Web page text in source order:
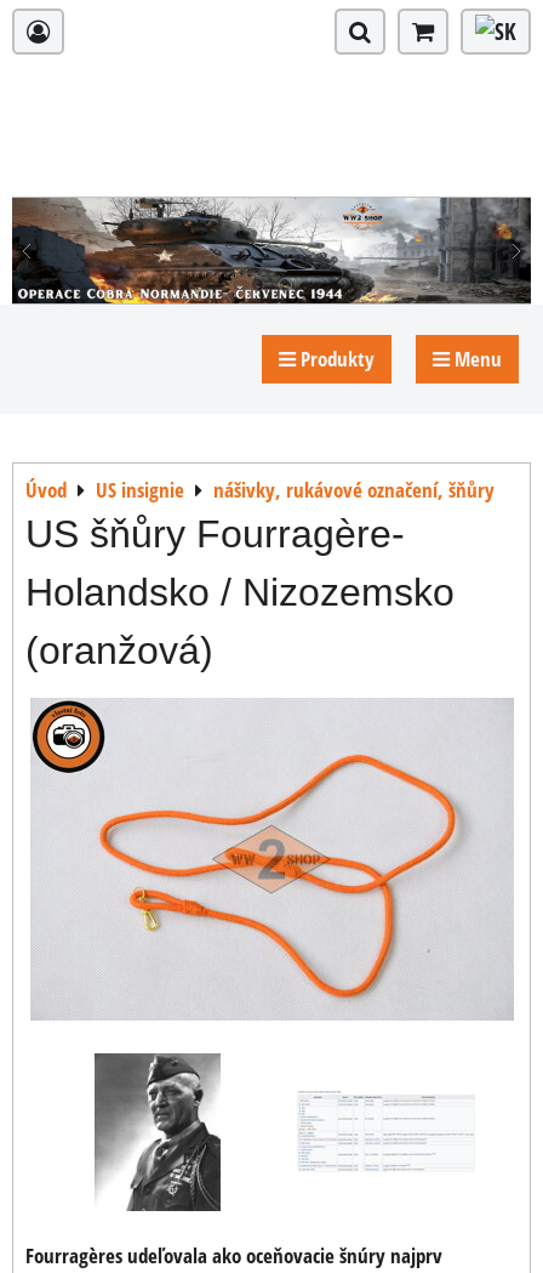
Produkty Menu
Úvod US insignie nášivky, rukávové označení, šňůry
US šňůry Fourragère-
Holandsko / Nizozemsko
(oranžová)
Fourragères udeľovala ako oceňovacie šnúry najprv